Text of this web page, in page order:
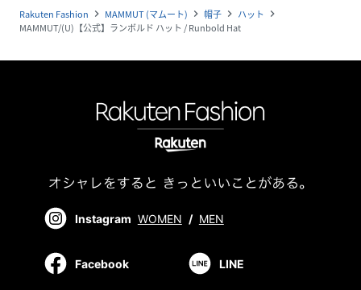
Rakuten Fashion navigate_next MAMMUT (マムート) navigate_next 帽子 navigate_next ハット navigate_next
MAMMUT/(U)【公式】ランボルド ハット / Runbold Hat
Instagram WOMEN / MEN
Facebook LINE